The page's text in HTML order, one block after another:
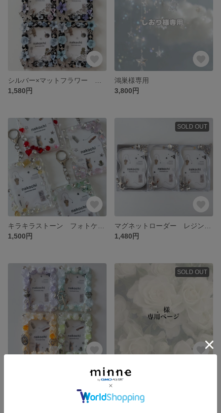
1,580円
鴻巣様専用
3,800円
1,500円
SOLD OUT
1,480円
淡色鍵シリーズ ホイップデコ トレカケースデコ
SOLD OUT
．様専用
3,200円